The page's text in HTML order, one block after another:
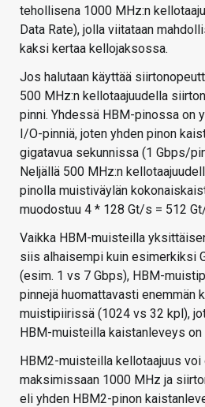
tehollisena 1000 MHz:n
Data Rate), jolla viitataan
kaksi kertaa kellojaksossa.
Jos halutaan käyttää
500 MHz:n kellotaajuudella
pinni. Yhdessä HBM-pinossa on
I/O-pinniä, joten yhden pinon
gigatavua sekunnissa (1 Gbps/
Neljällä 500 MHz:n
pinolla muistiväylän
muodostuu 4 * 128 Gt/s = 512
Vaikka HBM-muisteilla
siis alhaisempi kuin esimerkiksi
(esim. 1 vs 7 Gbps), HBM-
pinnejä huomattavasti enemmän
muistipiirissä (1024 vs 32 kpl),
HBM-muisteilla kaistanleveys on
HBM2-muisteilla kellotaajuus voi
maksimissaan 1000 MHz ja
eli yhden HBM2-pinon